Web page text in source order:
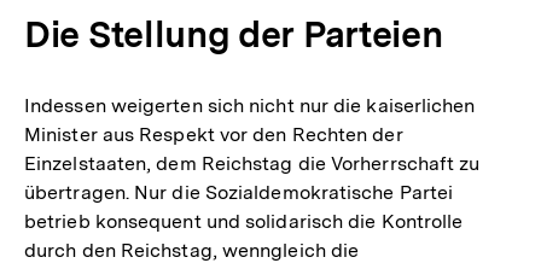
Die Stellung der Parteien
Indessen weigerten sich nicht nur die kaiserlichen
Minister aus Respekt vor den Rechten der
Einzelstaaten, dem Reichstag die Vorherrschaft zu
übertragen. Nur die Sozialdemokratische Partei
betrieb konsequent und solidarisch die Kontrolle
durch den Reichstag, wenngleich die